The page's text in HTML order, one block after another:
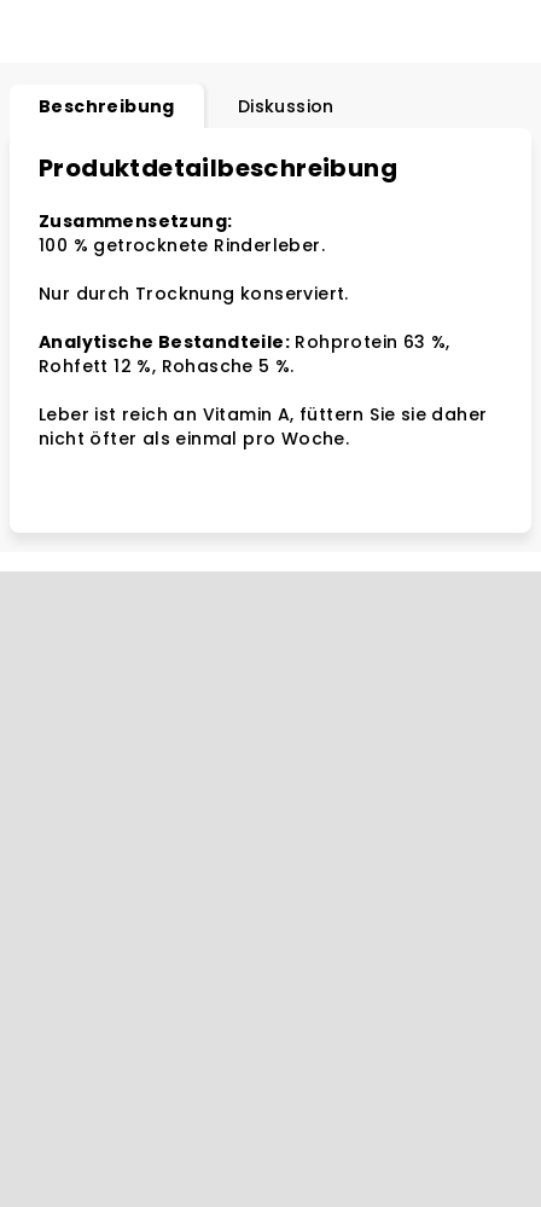
Beschreibung Diskussion
Produktdetailbeschreibung
Zusammensetzung:
100 % getrocknete Rinderleber.
Nur durch Trocknung konserviert.
Analytische Bestandteile: Rohprotein 63 %,
Rohfett 12 %, Rohasche 5 %.
Leber ist reich an Vitamin A, füttern Sie sie daher
nicht öfter als einmal pro Woche.